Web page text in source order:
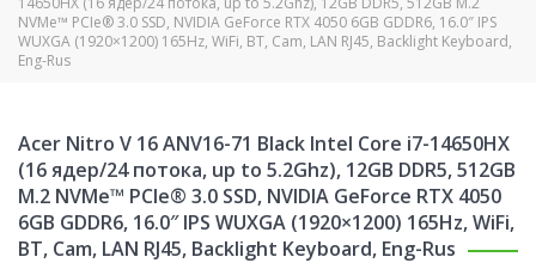
NVMe™ PCIe® 3.0 SSD, NVIDIA GeForce RTX 4050 6GB GDDR6, 16.0″ IPS
WUXGA (1920×1200) 165Hz, WiFi, BT, Cam, LAN RJ45, Backlight Keyboard,
Eng-Rus
Acer Nitro V 16 ANV16-71 Black Intel Core i7-14650HX
(16 ядер/24 потока, up to 5.2Ghz), 12GB DDR5, 512GB
M.2 NVMe™ PCIe® 3.0 SSD, NVIDIA GeForce RTX 4050
6GB GDDR6, 16.0″ IPS WUXGA (1920×1200) 165Hz, WiFi,
BT, Cam, LAN RJ45, Backlight Keyboard, Eng-Rus